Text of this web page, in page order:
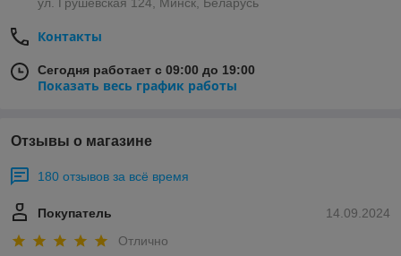
Контакты
Сегодня работает с 09:00 до 19:00
Показать весь график работы
Отзывы о магазине
180 отзывов за всё время
14.09.2024
Покупатель
Отлично